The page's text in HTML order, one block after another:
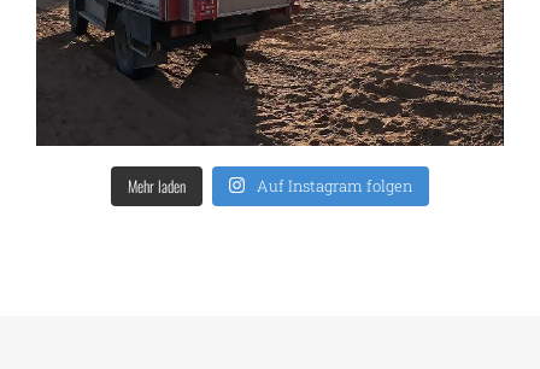
Mehr laden Auf Instagram folgen